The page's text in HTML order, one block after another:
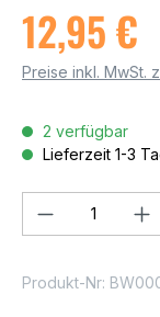
12,95 €
Preise inkl. MwSt.
2 verfügbar
Lieferzeit 1-3
Produkt
Produkt-Nr: